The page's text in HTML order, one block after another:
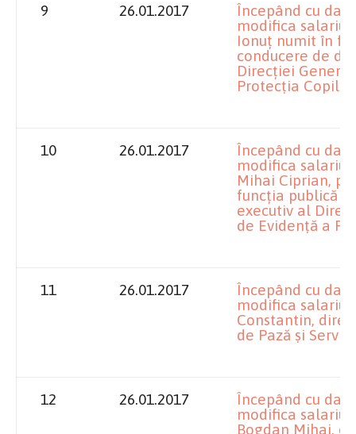
9 26.01.2017
Începând cu
modifica salariul
Ionuţ numit în
conducere de
Direcţiei
Protecţia
10 26.01.2017
Începând cu
modifica
Mihai Ciprian,
funcţia publică
executiv al
de Evidenţă a
11 26.01.2017
Începând cu
modifica salariul
Constantin,
de Pază şi
12 26.01.2017
Începând cu
modifica salariul
Bogdan Mihai,